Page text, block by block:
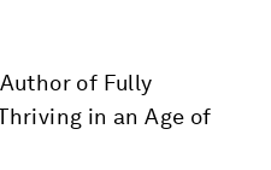
of Fully
in an Age of